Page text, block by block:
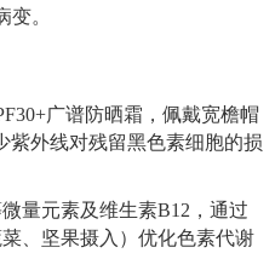
。
广谱防晒霜，佩戴宽檐帽
紫外线对残留黑色素细胞的损
量元素及维生素B12，通过
、坚果摄入）优化色素代谢